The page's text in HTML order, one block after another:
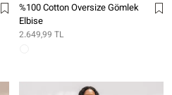
%100 Cotton Oversize Gömlek
Elbise
2.649,99 TL